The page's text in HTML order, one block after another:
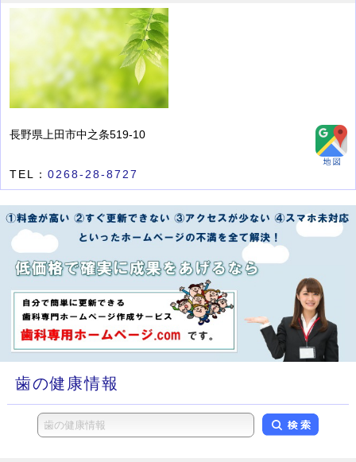
長野県上田市中之条519-10
TEL： 0268-28-8727
歯の健康情報